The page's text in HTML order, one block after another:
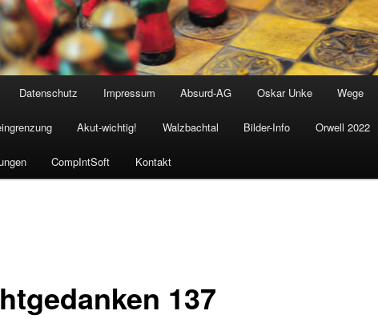
Datenschutz Impressum Absurd-AG Oskar Unke Wege
Akut-wichtig! Walzbachtal Bilder-Info Orwell 2022
CompIntSoft Kontakt
137